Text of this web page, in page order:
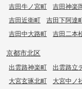
吉田牛ノ宮町
吉田神楽
吉田近衛町
吉田下阿達
吉田中大路町
吉田二本
京都市北区
出雲路神楽町 出雲路立
大宮玄琢北町
大宮中ノ